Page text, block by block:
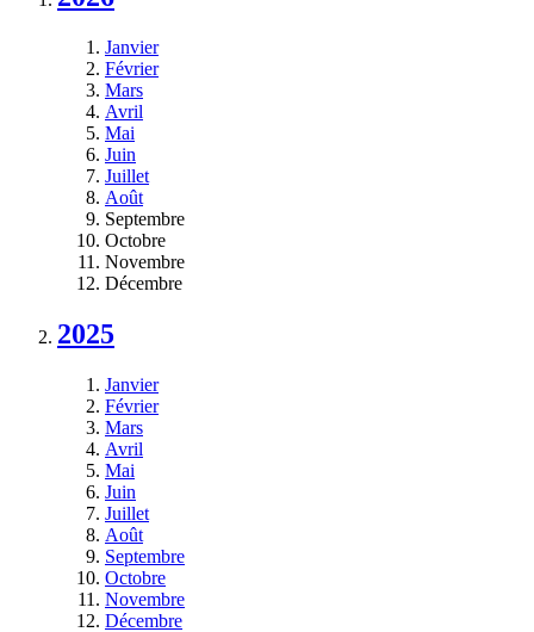
Janvier
Février
Mars
Avril
Mai
Juin
Juillet
Août
Septembre
Octobre
Novembre
Décembre
2025
Janvier
Février
Mars
Avril
Mai
Juin
Juillet
Août
Septembre
Octobre
Novembre
Décembre